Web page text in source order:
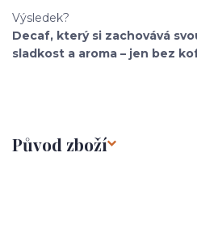
Výsledek?
Decaf, který si zachovává
sladkost a aroma – jen bez
Původ zboží